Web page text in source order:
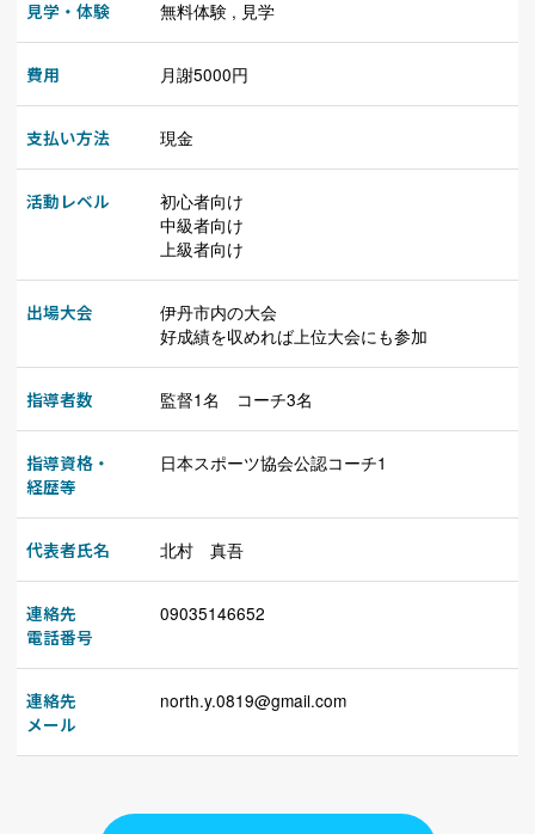
見学・体験 無料体験 , 見学
費用 月謝5000円
支払い方法 現金
活動レベル
初心者向け
中級者向け
上級者向け
出場大会
伊丹市内の大会
好成績を収めれば上位大会にも参加
指導者数 監督1名 コーチ3名
指導資格・
経歴等
日本スポーツ協会公認コーチ1
代表者氏名 北村 真吾
連絡先
電話番号
09035146652
連絡先
メール
north.y.0819@gmail.com